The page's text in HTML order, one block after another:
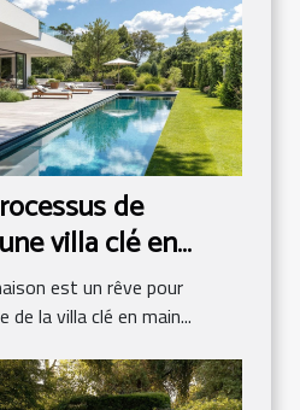
de
villa clé en
est un rêve pour
la villa clé en main...